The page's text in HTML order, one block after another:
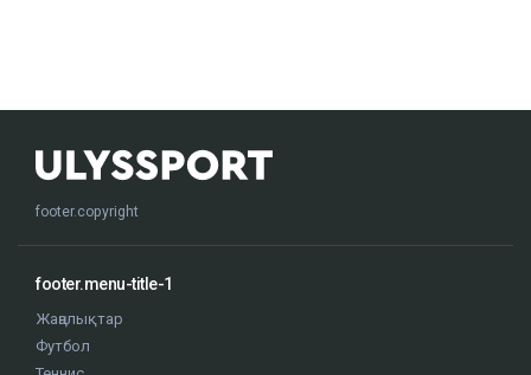
footer.copyright
footer.menu-title-1
Жаңалықтар
Футбол